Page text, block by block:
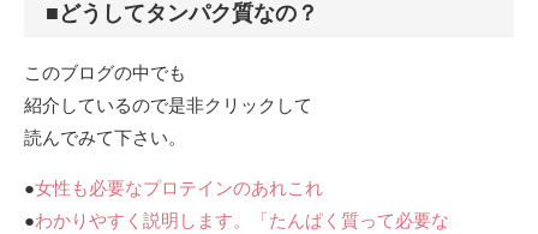
■どうしてタンパク質なの？
このブログの中でも
紹介しているので是非クリックして
読んでみて下さい。
●女性も必要なプロテインのあれこれ
●わかりやすく説明します。「たんぱく質って必要な